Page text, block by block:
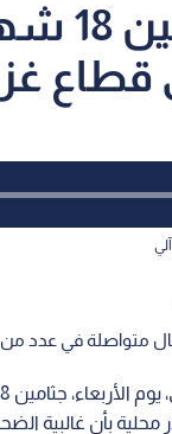
قطاع
متواصلة في عدد
بأن غالبية